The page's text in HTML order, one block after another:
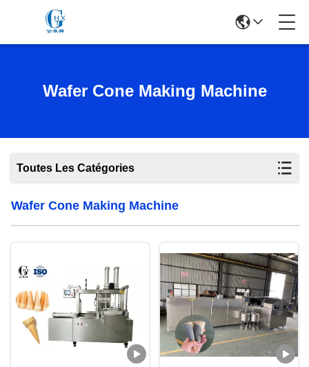
Wafer Cone Making Machine
Toutes Les Catégories
Wafer Cone Making Machine